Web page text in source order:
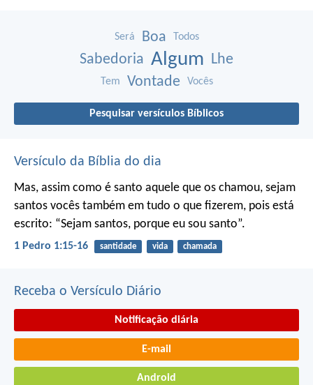
Será Boa Todos
Sabedoria Algum Lhe
Tem Vontade Vocês
Pesquisar versículos Bíblicos
Versículo da Bíblia do dia
Mas, assim como é santo aquele que os chamou, sejam
santos vocês também em tudo o que fizerem, pois está
escrito: “Sejam santos, porque eu sou santo”.
1 Pedro 1:15-16 santidade vida chamada
Receba o Versículo Diário
Notificação diária
E-mail
Android